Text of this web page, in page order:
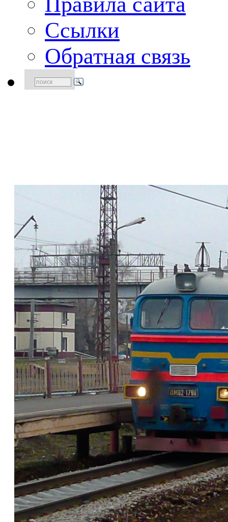
Ссылки
Обратная связь